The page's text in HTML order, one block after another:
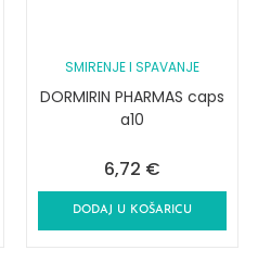
SMIRENJE I SPAVANJE
DORMIRIN PHARMAS caps
a10
6,72 €
DODAJ U KOŠARICU